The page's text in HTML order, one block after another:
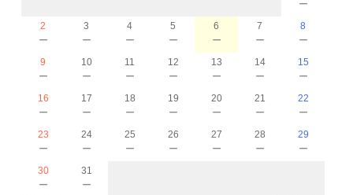
2
－
3
－
4
－
5
－
6
－
7
－
8
－
9
－
10
－
11
－
12
－
13
－
14
－
15
－
16
－
17
－
18
－
19
－
20
－
21
－
22
－
23
－
24
－
25
－
26
－
27
－
28
－
29
－
30
－
31
－